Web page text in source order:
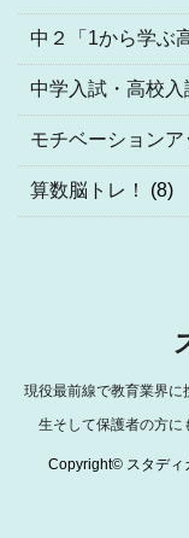
中２「1から学ぶ
中学入試・高校
モチベーション
算数脳トレ！ (8)
現役最前線で教育業界
生そして保護者の方に
Copyright© スタデ